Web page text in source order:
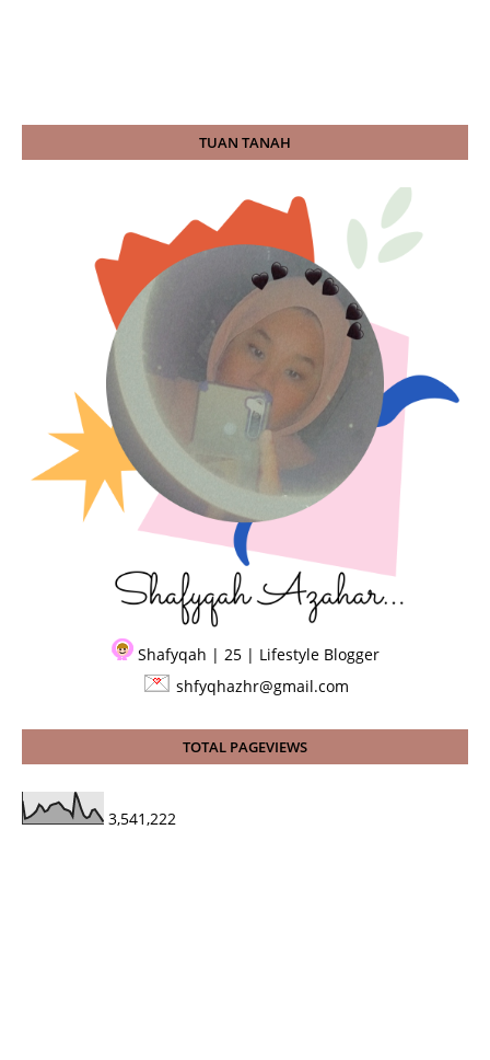
TUAN TANAH
Shafyqah | 25 | Lifestyle Blogger
shfyqhazhr@gmail.com
TOTAL PAGEVIEWS
3,541,222